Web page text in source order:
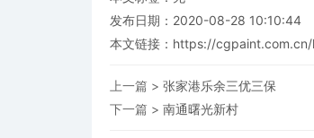
发布日期：2020-08-28 10:10:44
本文链接： https://
上一篇 > 张家港乐余三优三保
下一篇 > 南通曙光新村